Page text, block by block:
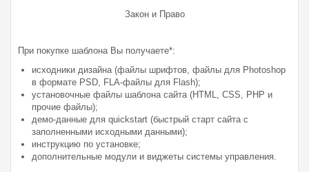
Закон и Право
При покупке шаблона Вы получаете*:
исходники дизайна (файлы шрифтов, файлы для Photoshop
в формате PSD, FLA-файлы для Flash);
установочные файлы шаблона сайта (HTML, CSS, PHP и
прочие файлы);
демо-данные для quickstart (быстрый старт сайта с
заполненными исходными данными);
инструкцию по установке;
дополнительные модули и виджеты системы управления.